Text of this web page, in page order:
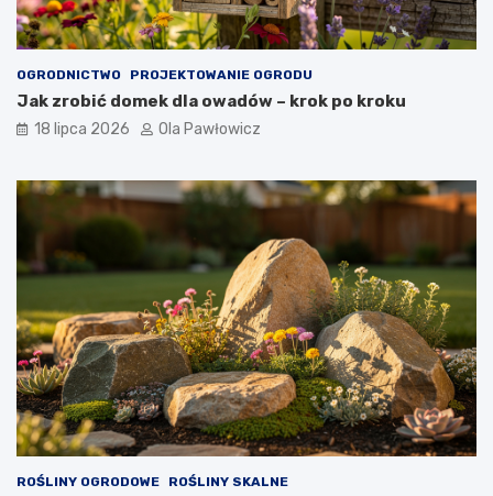
OGRODNICTWO PROJEKTOWANIE OGRODU
Jak zrobić domek dla owadów – krok po kroku
18 lipca 2026 Ola Pawłowicz
ROŚLINY OGRODOWE ROŚLINY SKALNE